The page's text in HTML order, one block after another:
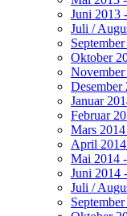
Juni 2013
Juli /
Oktober
November
Januar
Februar
Mars
April
Mai 2014
Juni 2014
Juli /